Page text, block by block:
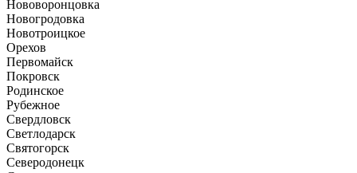
Нововоронцовка
Новогродовка
Новотроицкое
Орехов
Первомайск
Покровск
Родинское
Рубежное
Свердловск
Светлодарск
Святогорск
Северодонецк